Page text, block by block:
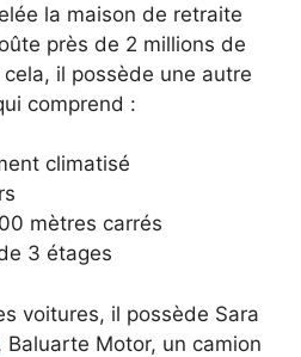
la maison de retraite
près de 2 millions de
il possède une autre
comprend :
climatisé
mètres carrés
3 étages
voitures, il possède Sara
Baluarte Motor, un camion